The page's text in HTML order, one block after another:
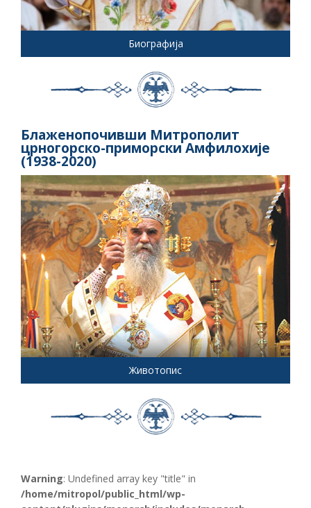
Биографија
Блаженопочивши Митрополит
црногорско-приморски Амфилохије
(1938-2020)
Животопис
Warning: Undefined array key "title" in
/home/mitropol/public_html/wp-